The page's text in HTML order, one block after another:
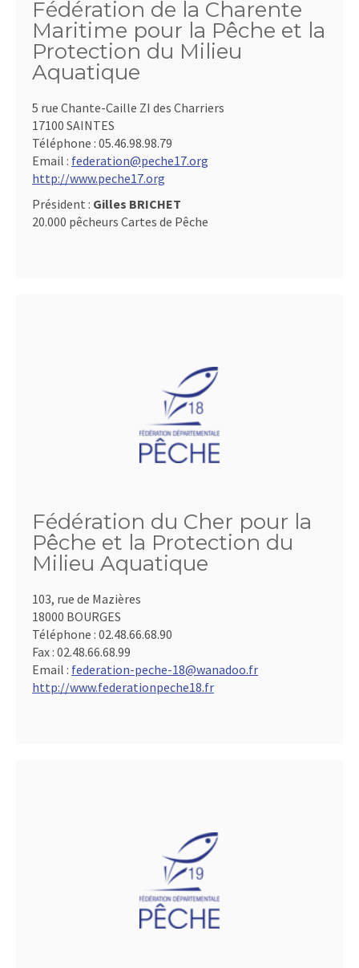
Fédération de la Charente
Maritime pour la Pêche et la
Protection du Milieu
Aquatique
5 rue Chante-Caille ZI des Charriers
17100 SAINTES
Téléphone : 05.46.98.98.79
Email : federation@peche17.org
http://www.peche17.org
Président : Gilles BRICHET
20.000 pêcheurs Cartes de Pêche
Fédération du Cher pour la
Pêche et la Protection du
Milieu Aquatique
103, rue de Mazières
18000 BOURGES
Téléphone : 02.48.66.68.90
Fax : 02.48.66.68.99
Email : federation-peche-18@wanadoo.fr
http://www.federationpeche18.fr